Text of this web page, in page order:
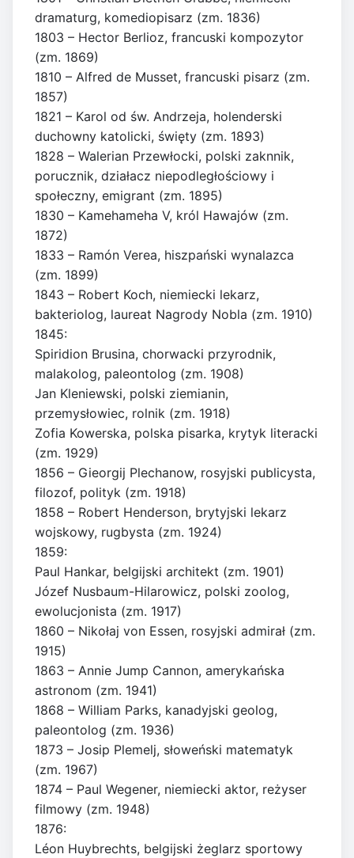
dramaturg, komediopisarz (zm. 1836)
1803 – Hector Berlioz, francuski kompozytor
(zm. 1869)
1810 – Alfred de Musset, francuski pisarz (zm.
1857)
1821 – Karol od św. Andrzeja, holenderski
duchowny katolicki, święty (zm. 1893)
1828 – Walerian Przewłocki, polski zaknnik,
porucznik, działacz niepodległościowy i
społeczny, emigrant (zm. 1895)
1830 – Kamehameha V, król Hawajów (zm.
1872)
1833 – Ramón Verea, hiszpański wynalazca
(zm. 1899)
1843 – Robert Koch, niemiecki lekarz,
bakteriolog, laureat Nagrody Nobla (zm. 1910)
1845:
Spiridion Brusina, chorwacki przyrodnik,
malakolog, paleontolog (zm. 1908)
Jan Kleniewski, polski ziemianin,
przemysłowiec, rolnik (zm. 1918)
Zofia Kowerska, polska pisarka, krytyk literacki
(zm. 1929)
1856 – Gieorgij Plechanow, rosyjski publicysta,
filozof, polityk (zm. 1918)
1858 – Robert Henderson, brytyjski lekarz
wojskowy, rugbysta (zm. 1924)
1859:
Paul Hankar, belgijski architekt (zm. 1901)
Józef Nusbaum-Hilarowicz, polski zoolog,
ewolucjonista (zm. 1917)
1860 – Nikołaj von Essen, rosyjski admirał (zm.
1915)
1863 – Annie Jump Cannon, amerykańska
astronom (zm. 1941)
1868 – William Parks, kanadyjski geolog,
paleontolog (zm. 1936)
1873 – Josip Plemelj, słoweński matematyk
(zm. 1967)
1874 – Paul Wegener, niemiecki aktor, reżyser
filmowy (zm. 1948)
1876:
Léon Huybrechts, belgijski żeglarz sportowy